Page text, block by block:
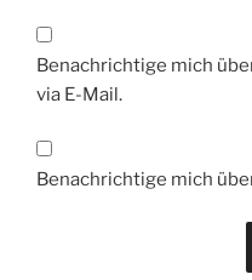
Benachrichtige mich
via E-Mail.
Benachrichtige mich